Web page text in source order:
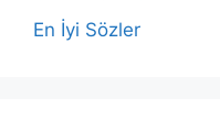
En İyi Sözler